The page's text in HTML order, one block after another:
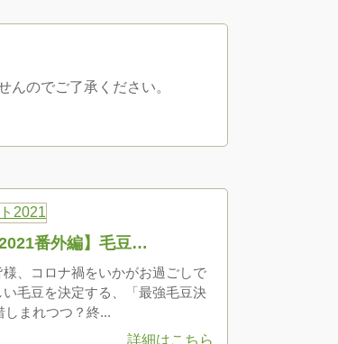
んのでご了承ください。
番外編】毛豆…
、コロナ禍をいかがお過ごしで
毛豆を決定する、「最強毛豆決
しまれつつ？終...
詳細はこちら